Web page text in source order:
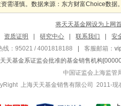
需谨慎。数据来源：东方财富Choice数据
将天天基金网设为上网
资质证明 研究中心 联系我们
安
线：95021 / 4001818188
客服邮箱：
天天基金系证监会批准的基金销售机构
中国证监会上海监管
上海天天基金销售有限公司 2011-